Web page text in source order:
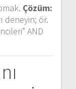
Çözüm:
deneyin; ör.
AND